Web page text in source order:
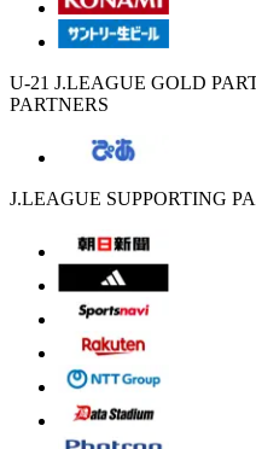
U-21 J.LEAGUE GOLD
PARTNERS
J.LEAGUE SUPPORTING